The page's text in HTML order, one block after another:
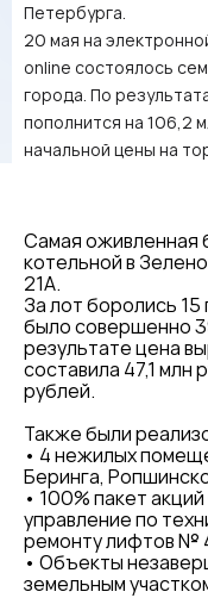
Петербурга.
20 мая на
online состоялось
города. По
пополнится на 106,2
начальной цены на
Самая оживленная
котельной в
21А.
За лот боролись
было совершенно
результате цена
составила 47,1 млн
рублей.
Также были
• 4 нежилых
Беринга,
• 100% пакет
управление по
ремонту лифтов №
• Объекты
земельным